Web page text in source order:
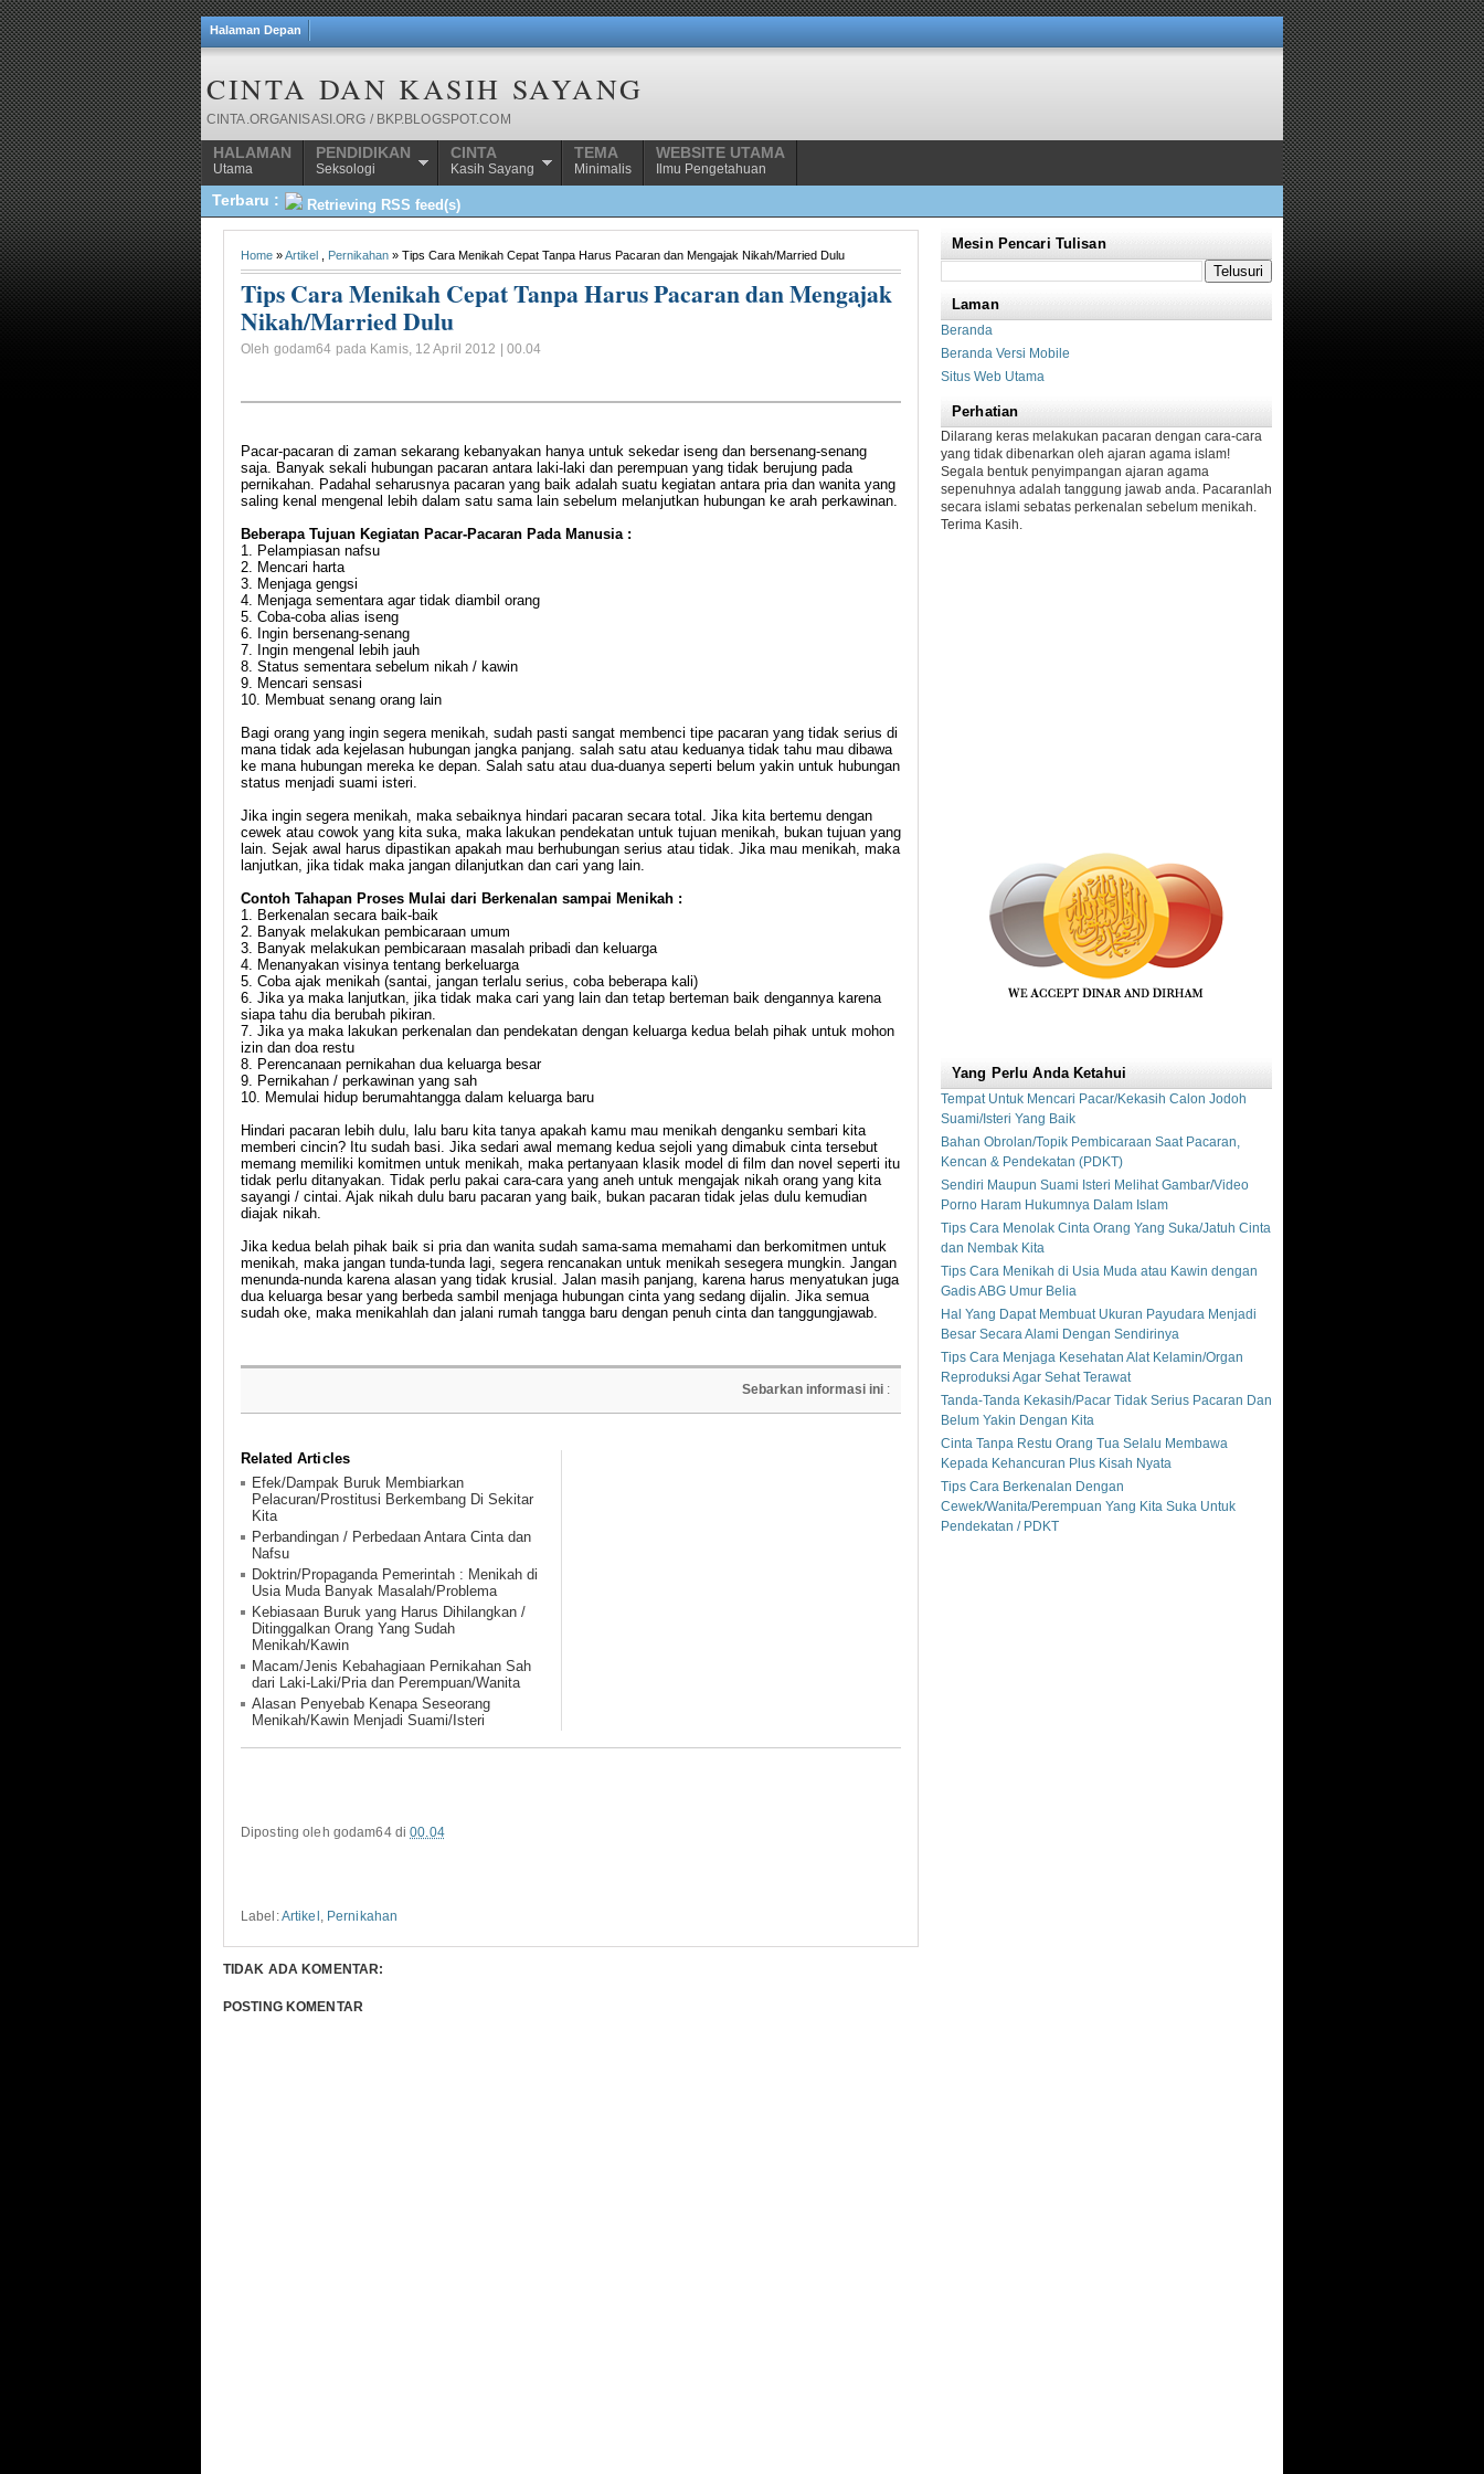
Halaman Depan
CINTA DAN KASIH SAYANG
CINTA.ORGANISASI.ORG / BKP.BLOGSPOT.COM
HALAMAN
Utama
PENDIDIKAN
Seksologi
CINTA
Kasih Sayang
TEMA
Minimalis
WEBSITE UTAMA
Ilmu Pengetahuan
Terbaru : Retrieving RSS feed(s)
Home »Artikel Pernikahan » Tips Cara Menikah Cepat Tanpa Harus Pacaran dan Mengajak Nikah/Married Dulu
Tips Cara Menikah Cepat Tanpa Harus Pacaran dan Mengajak
Nikah/Married Dulu
Oleh godam64 pada Kamis, 12 April 2012 | 00.04
Pacar-pacaran di zaman sekarang kebanyakan hanya untuk sekedar iseng dan bersenang-senang
saja. Banyak sekali hubungan pacaran antara laki-laki dan perempuan yang tidak berujung pada
pernikahan. Padahal seharusnya pacaran yang baik adalah suatu kegiatan antara pria dan wanita yang
saling kenal mengenal lebih dalam satu sama lain sebelum melanjutkan hubungan ke arah perkawinan.
Beberapa Tujuan Kegiatan Pacar-Pacaran Pada Manusia :
1. Pelampiasan nafsu
2. Mencari harta
3. Menjaga gengsi
4. Menjaga sementara agar tidak diambil orang
5. Coba-coba alias iseng
6. Ingin bersenang-senang
7. Ingin mengenal lebih jauh
8. Status sementara sebelum nikah / kawin
9. Mencari sensasi
10. Membuat senang orang lain
Bagi orang yang ingin segera menikah, sudah pasti sangat membenci tipe pacaran yang tidak serius di
mana tidak ada kejelasan hubungan jangka panjang. salah satu atau keduanya tidak tahu mau dibawa
ke mana hubungan mereka ke depan. Salah satu atau dua-duanya seperti belum yakin untuk hubungan
status menjadi suami isteri.
Jika ingin segera menikah, maka sebaiknya hindari pacaran secara total. Jika kita bertemu dengan
cewek atau cowok yang kita suka, maka lakukan pendekatan untuk tujuan menikah, bukan tujuan yang
lain. Sejak awal harus dipastikan apakah mau berhubungan serius atau tidak. Jika mau menikah, maka
lanjutkan, jika tidak maka jangan dilanjutkan dan cari yang lain.
Contoh Tahapan Proses Mulai dari Berkenalan sampai Menikah :
1. Berkenalan secara baik-baik
2. Banyak melakukan pembicaraan umum
3. Banyak melakukan pembicaraan masalah pribadi dan keluarga
4. Menanyakan visinya tentang berkeluarga
5. Coba ajak menikah (santai, jangan terlalu serius, coba beberapa kali)
6. Jika ya maka lanjutkan, jika tidak maka cari yang lain dan tetap berteman baik dengannya karena
siapa tahu dia berubah pikiran.
7. Jika ya maka lakukan perkenalan dan pendekatan dengan keluarga kedua belah pihak untuk mohon
izin dan doa restu
8. Perencanaan pernikahan dua keluarga besar
9. Pernikahan / perkawinan yang sah
10. Memulai hidup berumahtangga dalam keluarga baru
Hindari pacaran lebih dulu, lalu baru kita tanya apakah kamu mau menikah denganku sembari kita
memberi cincin? Itu sudah basi. Jika sedari awal memang kedua sejoli yang dimabuk cinta tersebut
memang memiliki komitmen untuk menikah, maka pertanyaan klasik model di film dan novel seperti itu
tidak perlu ditanyakan. Tidak perlu pakai cara-cara yang aneh untuk mengajak nikah orang yang kita
sayangi / cintai. Ajak nikah dulu baru pacaran yang baik, bukan pacaran tidak jelas dulu kemudian
diajak nikah.
Jika kedua belah pihak baik si pria dan wanita sudah sama-sama memahami dan berkomitmen untuk
menikah, maka jangan tunda-tunda lagi, segera rencanakan untuk menikah sesegera mungkin. Jangan
menunda-nunda karena alasan yang tidak krusial. Jalan masih panjang, karena harus menyatukan juga
dua keluarga besar yang berbeda sambil menjaga hubungan cinta yang sedang dijalin. Jika semua
sudah oke, maka menikahlah dan jalani rumah tangga baru dengan penuh cinta dan tanggungjawab.
Sebarkan informasi ini :
Related Articles
Efek/Dampak Buruk Membiarkan
Pelacuran/Prostitusi Berkembang Di Sekitar
Kita
Perbandingan / Perbedaan Antara Cinta dan
Nafsu
Doktrin/Propaganda Pemerintah : Menikah di
Usia Muda Banyak Masalah/Problema
Kebiasaan Buruk yang Harus Dihilangkan /
Ditinggalkan Orang Yang Sudah
Menikah/Kawin
Macam/Jenis Kebahagiaan Pernikahan Sah
dari Laki-Laki/Pria dan Perempuan/Wanita
Alasan Penyebab Kenapa Seseorang
Menikah/Kawin Menjadi Suami/Isteri
Diposting oleh godam64 di00.04
Label:Artikel Pernikahan
TIDAK ADA KOMENTAR:
POSTING KOMENTAR
Mesin Pencari Tulisan
Laman
Beranda
Beranda Versi Mobile
Situs Web Utama
Perhatian
Dilarang keras melakukan pacaran dengan cara-cara
yang tidak dibenarkan oleh ajaran agama islam!
Segala bentuk penyimpangan ajaran agama
sepenuhnya adalah tanggung jawab anda. Pacaranlah
secara islami sebatas perkenalan sebelum menikah.
Terima Kasih.
Yang Perlu Anda Ketahui
Tempat Untuk Mencari Pacar/Kekasih Calon Jodoh
Suami/Isteri Yang Baik
Bahan Obrolan/Topik Pembicaraan Saat Pacaran,
Kencan & Pendekatan (PDKT)
Sendiri Maupun Suami Isteri Melihat Gambar/Video
Porno Haram Hukumnya Dalam Islam
Tips Cara Menolak Cinta Orang Yang Suka/Jatuh Cinta
dan Nembak Kita
Tips Cara Menikah di Usia Muda atau Kawin dengan
Gadis ABG Umur Belia
Hal Yang Dapat Membuat Ukuran Payudara Menjadi
Besar Secara Alami Dengan Sendirinya
Tips Cara Menjaga Kesehatan Alat Kelamin/Organ
Reproduksi Agar Sehat Terawat
Tanda-Tanda Kekasih/Pacar Tidak Serius Pacaran Dan
Belum Yakin Dengan Kita
Cinta Tanpa Restu Orang Tua Selalu Membawa
Kepada Kehancuran Plus Kisah Nyata
Tips Cara Berkenalan Dengan
Cewek/Wanita/Perempuan Yang Kita Suka Untuk
Pendekatan / PDKT